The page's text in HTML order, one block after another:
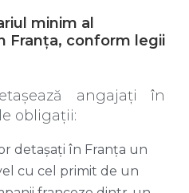
minim al
Franța, conform legii
angajați în
obligații:
detașați în Franța un
cu cel primit de un